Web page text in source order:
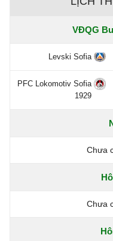
VĐQG
Levski Sofia
PFC Lokomotiv Sofia
1929
Chưa
Chưa